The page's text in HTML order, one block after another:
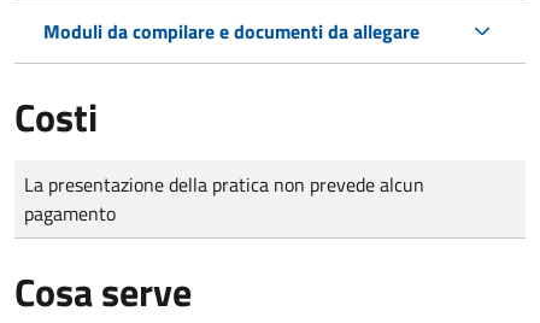
Moduli da compilare e documenti da allegare
Costi
Tipo di pagamento
Importo
La presentazione della pratica non prevede alcun
pagamento
Cosa serve